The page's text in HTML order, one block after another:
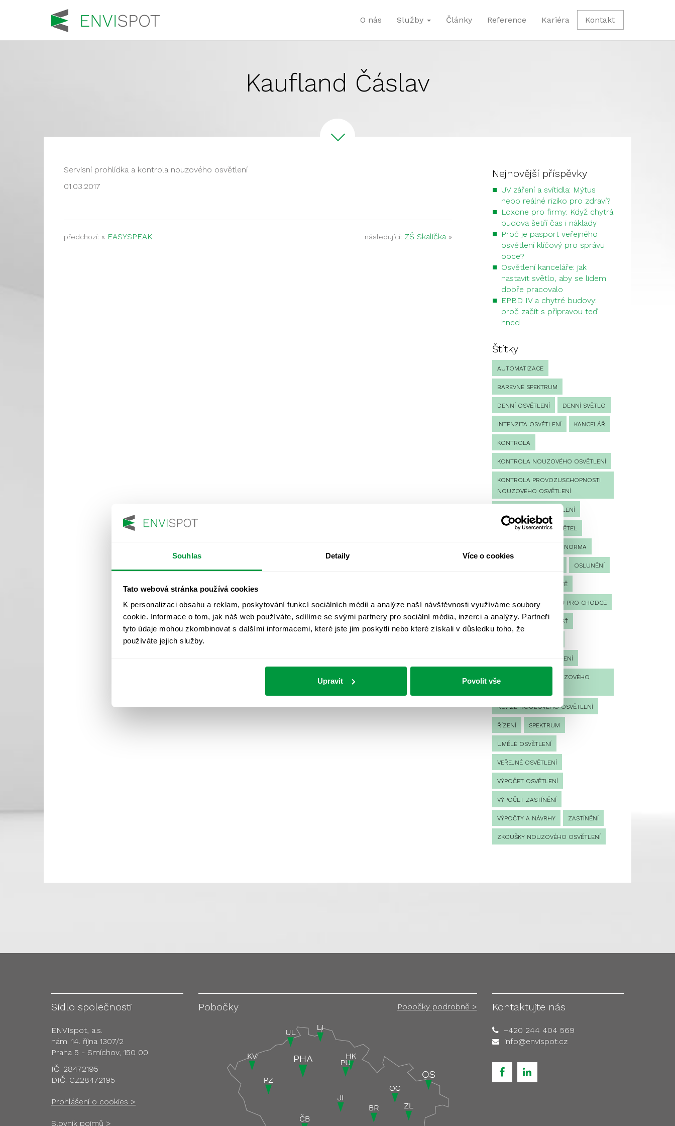
Souhlas Detaily Více o cookies
Tato webová stránka používá cookies
K personalizaci obsahu a reklam, poskytování funkcí sociálních médií a analýze naší návštěvnosti využíváme soubory
cookie. Informace o tom, jak náš web používáte, sdílíme se svými partnery pro sociální média, inzerci a analýzy. Partneři
tyto údaje mohou zkombinovat s dalšími informacemi, které jste jim poskytli nebo které získali v důsledku toho, že
používáte jejich služby.
Upravit Povolit vše
O nás Služby Články Reference Kariéra Kontakt
Kaufland Čáslav
Servisní prohlídka a kontrola nouzového osvětlení
01.03.2017
předchozí: « EASYSPEAK následující: ZŠ Skalička»
Nejnovější příspěvky
UV záření a svítidla: Mýtus
nebo reálné riziko pro zdraví?
Loxone pro firmy: Když chytrá
budova šetří čas i náklady
Proč je pasport veřejného
osvětlení klíčový pro správu
obce?
Osvětlení kanceláře: jak
nastavit světlo, aby se lidem
dobře pracovalo
EPBD IV a chytré budovy:
proč začít s přípravou teď
hned
Štítky
AUTOMATIZACE
BAREVNÉ SPEKTRUM
DENNÍ OSVĚTLENÍ DENNÍ SVĚTLO
INTENZITA OSVĚTLENÍ KANCELÁŘ
KONTROLA
KONTROLA NOUZOVÉHO OSVĚTLENÍ
KONTROLA PROVOZUSCHOPNOSTI
NOUZOVÉHO OSVĚTLENÍ
LED NOUZOVÉ OSVĚTLENÍ
MĚŘENÍ MĚŘENÍ SVĚTEL
NORMA
OSLUNĚNÍ
OSVĚTLENÍ PRACOVIŠTĚ
OSVĚTLENÍ PŘECHODŮ PRO CHODCE
OSVĚTLENÍ SPORTOVIŠŤ
PROTIPANICKÉ OSVĚTLENÍ
PROVOZNÍ DENÍK NOUZOVÉHO
REVIZE NOUZOVÉHO OSVĚTLENÍ
ŘÍZENÍ SPEKTRUM
UMĚLÉ OSVĚTLENÍ
VEŘEJNÉ OSVĚTLENÍ
VÝPOČET OSVĚTLENÍ
VÝPOČET ZASTÍNĚNÍ
VÝPOČTY A NÁVRHY ZASTÍNĚNÍ
ZKOUŠKY NOUZOVÉHO OSVĚTLENÍ
Sídlo společnosti
ENVIspot, a.s.
nám. 14. října 1307/2
Praha 5 - Smíchov, 150 00
IČ: 28472195
DIČ: CZ28472195
Prohlášení o cookies >
Slovník pojmů >
Pobočky Pobočky podrobně > Kontaktujte nás
+420 244 404 569
info@envispot.cz